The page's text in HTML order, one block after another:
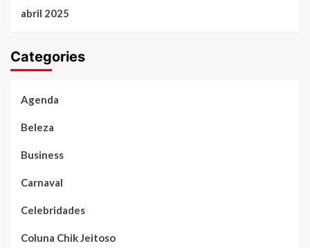
abril 2025
Categories
Agenda
Beleza
Business
Carnaval
Celebridades
Coluna Chik Jeitoso